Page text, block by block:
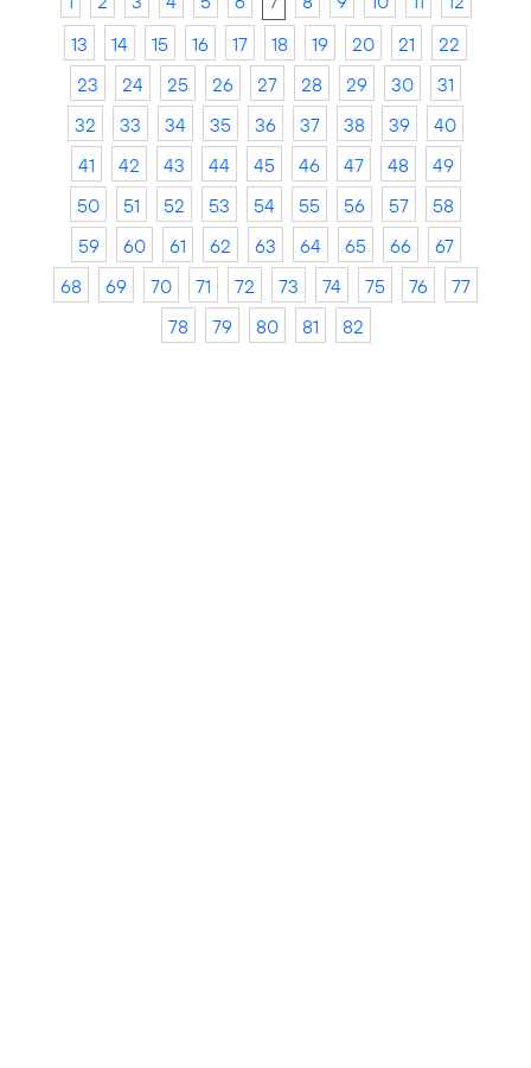
13
14 15 16 17 18 19 20 21
22
23
24 25 26 27 28 29 30
31
32
33 34 35 36 37 38 39
40
41
42 43 44 45 46 47 48
49
50
51 52 53 54 55 56 57
58
59
60 61 62 63 64 65 66
67
68
69 70 71 72 73 74 75 76
77
78
79 80 81 82